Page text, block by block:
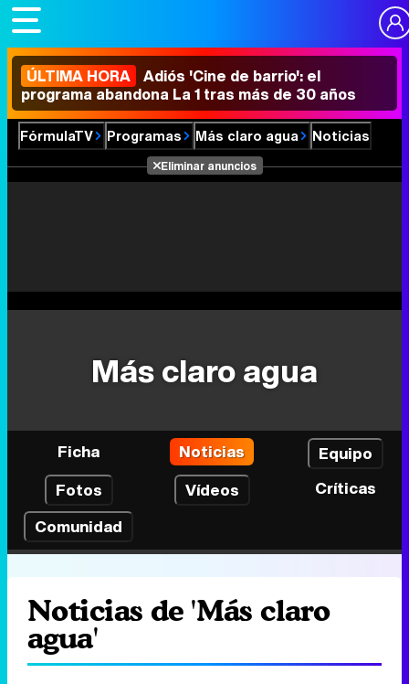
ÚLTIMA HORA Adiós 'Cine de barrio': el
programa abandona La 1 tras más de 30 años
FórmulaTV Programas Más claro agua Noticias
Eliminar anuncios
Más claro agua
Ficha Noticias
Equipo
Fotos
Vídeos
Críticas
Comunidad
Noticias de 'Más claro
agua'